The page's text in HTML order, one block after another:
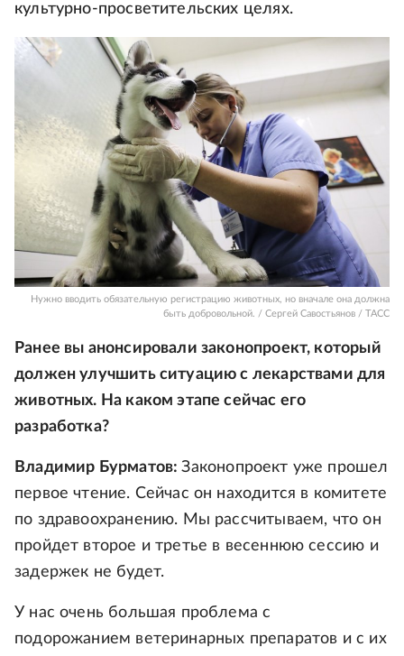
культурно-просветительских целях.
Нужно вводить обязательную регистрацию животных, но вначале она должна
быть добровольной. / Сергей Савостьянов / ТАСС
Ранее вы анонсировали законопроект, который
должен улучшить ситуацию с лекарствами для
животных. На каком этапе сейчас его
разработка?
Владимир Бурматов:Законопроект уже прошел
первое чтение. Сейчас он находится в комитете
по здравоохранению. Мы рассчитываем, что он
пройдет второе и третье в весеннюю сессию и
задержек не будет.
У нас очень большая проблема с
подорожанием ветеринарных препаратов и с их